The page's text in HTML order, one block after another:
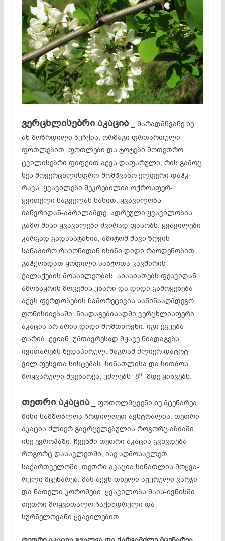
ვერცხლისებრი აკაცია
_ მარადმწვანე ხე
ან მოზრდილი ბუჩქია, ორმაგი ფრთართული
ფოთლებით. ფოთლები და ტოტები მოთეთრო
ცვილისებრი ფიფქით აქვს დაფარული, რის გამოც
ხეს მოვერცხლისფრო-მომწვანო ელფერი დაჰკ­
რავს. ყვავილები შეკრებილია ოქროსფერ-
ყვითელი საგველას სახით. ყვავილობს
იანვრიდან-აპრილამდე. ადრეული ყვავი­ლობის
გამო მისი ყვავილები ძვირად ფასობს. ყვავილები
კარგად გადასატანია, ამიტომ შავი ზღვის
სანაპირო რაიო­ნიდან ისინი დიდი რაოდენობით
გაჰქონდათ ყოფილი საბ­ჭო­თა კავშირის
ქალაქების მოსახლეობას. ახასიათებს ფეს­ვიდან
ამონაყრის მოცემის უნარი და დიდი გამოყენება
აქვს ფერდობების ჩამორეცხვის საწინააღმდეგო
ღონის­ძიებაში. ნიადაგებისადმი ვერცხლისფერი
აკაცია არ არის დიდი მომთხოვნი. იგი ეგუება
ღარიბ, ქვიან, უმთავრესად მჟავე ნიადაგებს.
ივითარებს ზედაპირულ, მაგრამ ძლიერ დატოტ­
ვილ ფესვთა სისტემას. სინათლისა და სითბოს
მოყვარული მცენარეა, უძლებს -80 -მდე ყინვებს.
თეთრი აკაცია_
ფოთოლმცვენი ხე მცენარეა.
მისი სამშობლოა ჩრდილოეთ ავსტრალია. თეთრი
აკაცია ძლიერ გავრცელებულია როგორც აზიაში,
ისე ევროპაში. ჩვენში თეთრი აკაცია გვხვდება
როგორც დასავლეთში, ისე აღმოსავლეთ
საქართველოში. თეთრი აკაცია სინათლის მოყ­ვა­­
რული მცენარეა. მას აქვს თხელი აჟურული ვარჯი
და ნათე­ლი კორომები. ყვავილობს მაის-ივნისში,
თეთრი მოყ­ვი­თალო ჩაქინდრული და
სურნელოვანი ყვავილებით.